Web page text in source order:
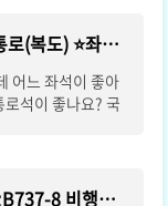
✈️비행기 창가(창문) vs 통로(복도) ⭐️좌석 선택 추천! 장점˙단점 비교
어느 좌석이 좋아
석이 좋나요? 국
✈️대한항공, 보잉 신형 🛫B737-8 비행기에 "MAX" 뺀 이유는?☑️